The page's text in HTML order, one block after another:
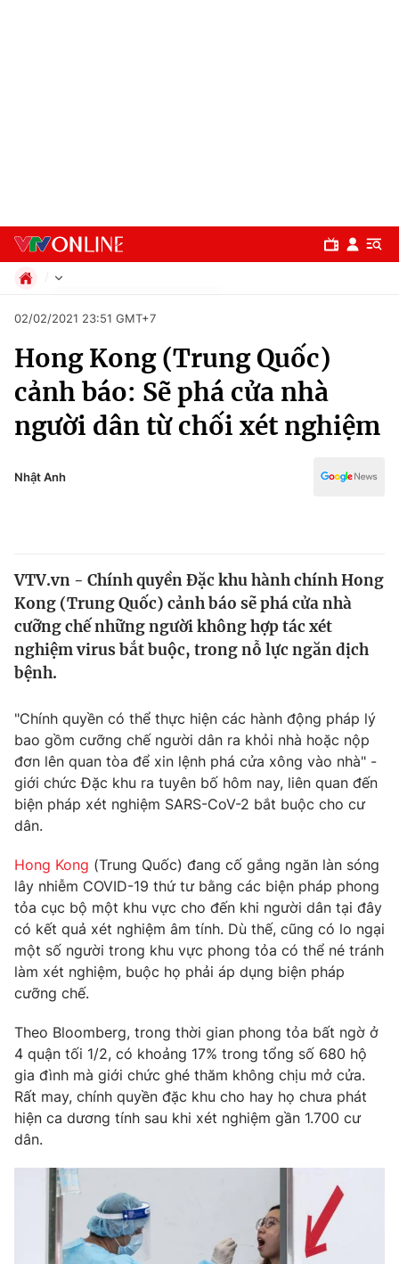
Chuyên mục
Chính trị
Thế giới
Tin tức
Thế giới đó đây
Câu chuyện quốc tế
Kinh tế
Thị trường
Góc doanh nghiệp
Dữ liệu và đời sống
Truyền hình
Phim VTV
Nhân vật
Khán giả
Giải sao mai
Giải trí
Điện ảnh
Âm nhạc
Sao
Đời sống
Du lịch
Làm đẹp
Chất lượng cuộc sống
Giáo dục
Tuyển sinh
Học trực tuyến
Công nghệ
Sản phẩm
Thị trường
Tư vấn
Giao lưu trực tuyến
Lịch phát sóng
Chuyên mục khác
Emagazine
Infographic
Xã hội
Pháp luật
Kinh tế
Thể thao
Truyền hình
02/02/2021 23:51 GMT+7
Hong Kong (Trung Quốc)
cảnh báo: Sẽ phá cửa nhà
người dân từ chối xét nghiệm
Nhật Anh
VTV.vn - Chính quyền Đặc khu hành chính Hong
Kong (Trung Quốc) cảnh báo sẽ phá cửa nhà
cưỡng chế những người không hợp tác xét
nghiệm virus bắt buộc, trong nỗ lực ngăn dịch
bệnh.
"Chính quyền có thể thực hiện các hành động pháp lý
bao gồm cưỡng chế người dân ra khỏi nhà hoặc nộp
đơn lên quan tòa để xin lệnh phá cửa xông vào nhà" -
giới chức Đặc khu ra tuyên bố hôm nay, liên quan đến
biện pháp xét nghiệm SARS-CoV-2 bắt buộc cho cư
dân.
Hong Kong (Trung Quốc) đang cố gắng ngăn làn sóng
lây nhiễm COVID-19 thứ tư bằng các biện pháp phong
tỏa cục bộ một khu vực cho đến khi người dân tại đây
có kết quả xét nghiệm âm tính. Dù thế, cũng có lo ngại
một số người trong khu vực phong tỏa có thể né tránh
làm xét nghiệm, buộc họ phải áp dụng biện pháp
cưỡng chế.
Theo Bloomberg, trong thời gian phong tỏa bất ngờ ở
4 quận tối 1/2, có khoảng 17% trong tổng số 680 hộ
gia đình mà giới chức ghé thăm không chịu mở cửa.
Rất may, chính quyền đặc khu cho hay họ chưa phát
hiện ca dương tính sau khi xét nghiệm gần 1.700 cư
dân.